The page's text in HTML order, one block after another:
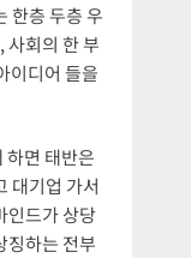
한층 두층 우
사회의 한 부
이디어 들을
면 태반은
대기업 가서
인드가 상당
징하는 전부